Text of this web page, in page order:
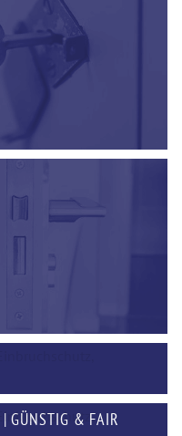
| GÜNSTIG & FAIR